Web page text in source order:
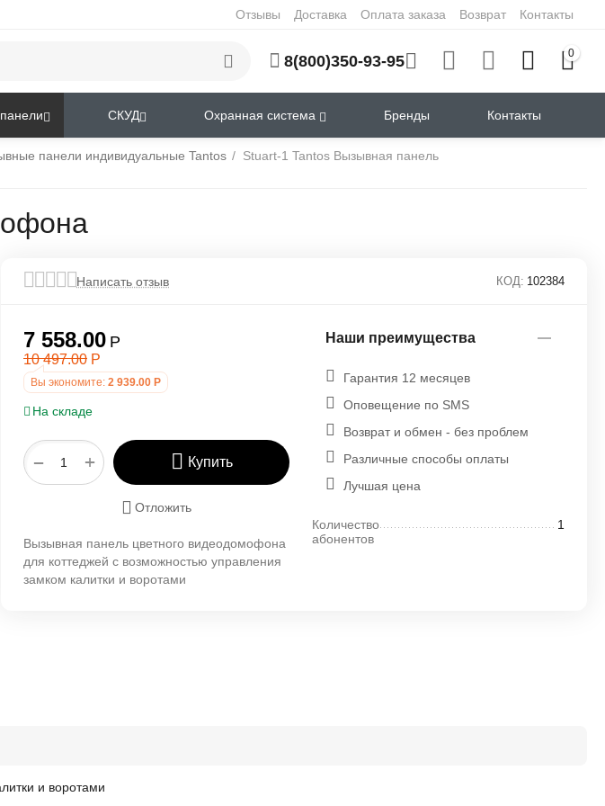
Отзывы Доставка Оплата заказа Возврат Контакты
8(800)350-93-95 0
СКУД Охранная система Бренды Контакты
панели индивидуальные Tantos / Stuart-1 Tantos Вызывная панель
Написать отзыв КОД: 102384
7 558.00 Р
10 497.00 Р
Вы экономите: 2 939.00 Р
На складе
+
− Купить
Отложить
Вызывная панель цветного видеодомофона
для коттеджей с возможностью управления
замком калитки и воротами
Наши преимущества
Гарантия 12 месяцев
Оповещение по SMS
Возврат и обмен - без проблем
Различные способы оплаты
Лучшая цена
Количество
абонентов
1
и воротами